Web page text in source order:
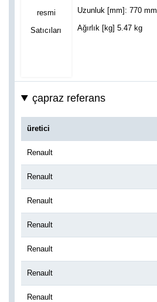
Uzunluk [mm]: 770 mm
Ağırlık [kg] 5.47 kg
çapraz referans
üretici
Renault
Renault
Renault
Renault
Renault
Renault
Renault